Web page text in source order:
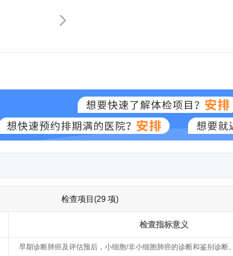
检查项目(29 项)
检查指标意义
早期诊断肺癌及评估预后，小细胞/非小细胞肺癌的诊断和鉴别诊断。